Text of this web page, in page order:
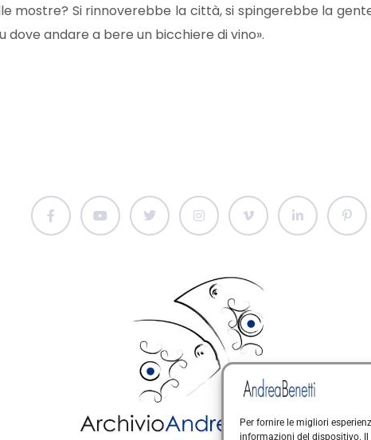
Per fornire le migliori
informazioni del dispositivo. Il
mostre? Si rinnoverebbe la città, si spingerebbe la
dove andare a bere un bicchiere di vino».